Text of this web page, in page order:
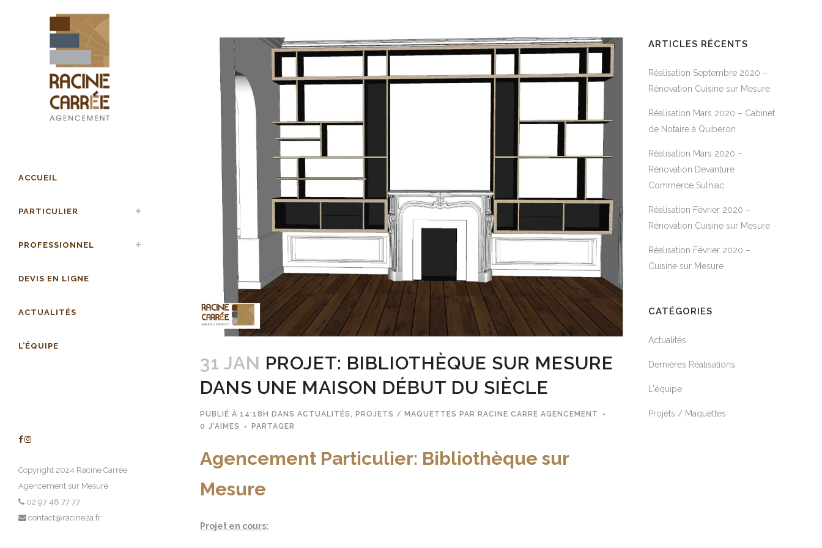
ACCUEIL
PARTICULIER
PROFESSIONNEL
DEVIS EN LIGNE
ACTUALITÉS
L’ÉQUIPE
Copyright 2024 Racine Carrée
Agencement sur Mesure
02 97 48 77 77
contact@racine2a.fr
31 JAN PROJET: BIBLIOTHÈQUE SUR MESURE
DANS UNE MAISON DÉBUT DU SIÈCLE
PUBLIÉ À 14:18H DANS ACTUALITÉS , PROJETS / MAQUETTES PAR RACINE CARRE AGENCEMENT
0 J'AIMES PARTAGER
Agencement Particulier: Bibliothèque sur
Mesure
Projet en cours:
ARTICLES RÉCENTS
Réalisation Septembre 2020 –
Rénovation Cuisine sur Mesure
Réalisation Mars 2020 – Cabinet
de Notaire à Quiberon
Réalisation Mars 2020 –
Rénovation Devanture
Commerce Sulniac
Réalisation Février 2020 –
Rénovation Cuisine sur Mesure
Réalisation Février 2020 –
Cuisine sur Mesure
CATÉGORIES
Actualités
Dernières Réalisations
L'équipe
Projets / Maquettes